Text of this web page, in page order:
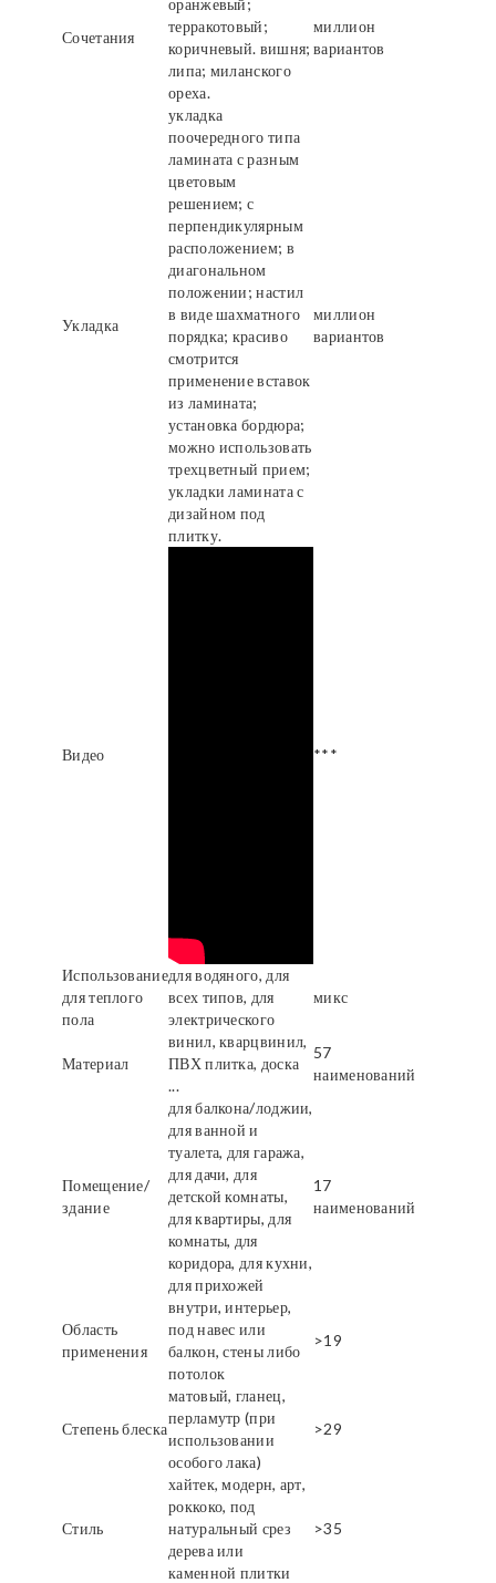
Сочетания
оранжевый;
терракотовый;
коричневый. вишня;
липа; миланского
ореха.
миллион
вариантов
Укладка
укладка
поочередного типа
ламината с разным
цветовым
решением; с
перпендикулярным
расположением; в
диагональном
положении; настил
в виде шахматного
порядка; красиво
смотрится
применение вставок
из ламината;
установка бордюра;
можно использовать
трехцветный прием;
укладки ламината с
дизайном под
плитку.
миллион
вариантов
Видео ***
Использование
для теплого
пола
для водяного, для
всех типов, для
электрического
микс
Материал
винил, кварцвинил,
ПВХ плитка, доска
...
57
наименований
Помещение/
здание
для балкона/лоджии,
для ванной и
туалета, для гаража,
для дачи, для
детской комнаты,
для квартиры, для
комнаты, для
коридора, для кухни,
для прихожей
17
наименований
Область
применения
внутри, интерьер,
под навес или
балкон, стены либо
потолок
>19
Степень блеска
матовый, гланец,
перламутр (при
использовании
особого лака)
>29
Стиль
хайтек, модерн, арт,
роккоко, под
натуральный срез
дерева или
каменной плитки
>35